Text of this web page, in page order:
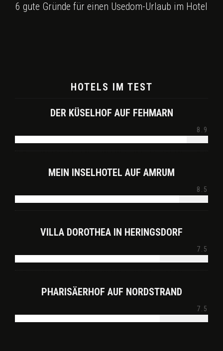
6 gute Gründe für einen Usedom-Urlaub im Hotel
HOTELS IM TEST
DER KÜSELHOF AUF FEHMARN
8.9
MEIN INSELHOTEL AUF AMRUM
8.5
VILLA DOROTHEA IN HERINGSDORF
7.5
PHARISÄERHOF AUF NORDSTRAND
7.5